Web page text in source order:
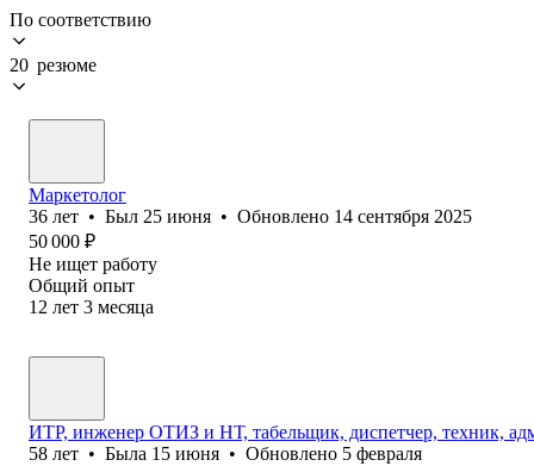
По соответствию
20 резюме
Маркетолог
36 лет • Был 25 июня • Обновлено 14 сентября 2025
50 000 ₽
Не ищет работу
Общий опыт
12 лет 3 месяца
ИТР, инженер ОТИЗ и НТ, табельщик, диспетчер, техник,
58 лет • Была 15 июня • Обновлено 5 февраля